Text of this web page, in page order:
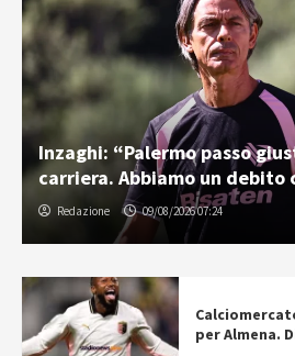
Inzaghi: “Palermo passo
carriera. Abbiamo un debito
Redazione 09/08/2026 07:24
per Almena.